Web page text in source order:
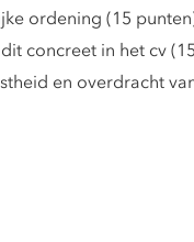
ordening (15
concreet in het cv
en overdracht